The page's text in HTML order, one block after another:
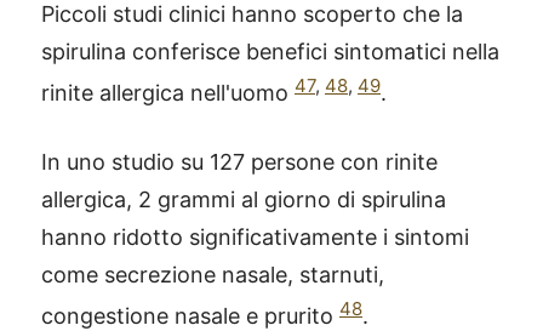
Piccoli studi clinici hanno scoperto che la
spirulina conferisce benefici sintomatici nella
rinite allergica nell'uomo 47, 48, 49.
In uno studio su 127 persone con rinite
allergica, 2 grammi al giorno di spirulina
hanno ridotto significativamente i sintomi
come secrezione nasale, starnuti,
congestione nasale e prurito 48.